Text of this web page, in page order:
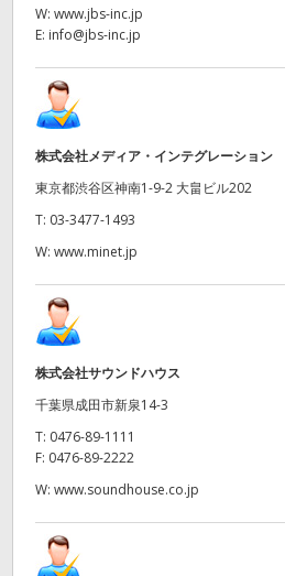
W: www.jbs-inc.jp
E: info@jbs-inc.jp
株式会社メディア・インテグレーション
東京都渋谷区神南1-9-2 大畠ビル202
T: 03-3477-1493
W: www.minet.jp
株式会社サウンドハウス
千葉県成田市新泉14-3
T: 0476-89-1111
F: 0476-89-2222
W: www.soundhouse.co.jp